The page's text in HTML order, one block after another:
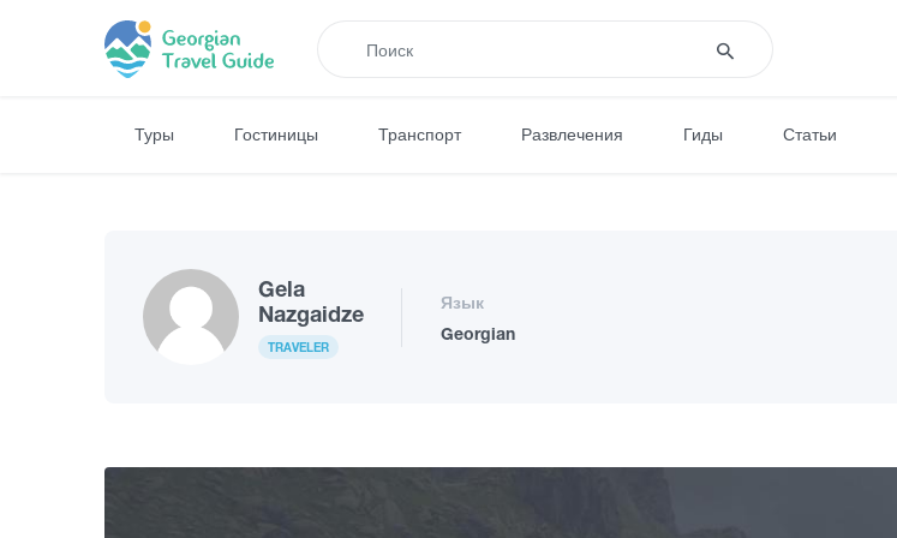
Туры Гостиницы Транспорт Развлечения Гиды Статьи
Gela
Nazgaidze
TRAVELER
Язык
Georgian